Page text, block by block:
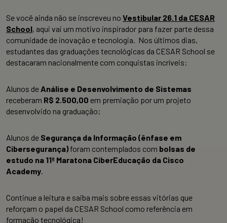
Se você ainda não se inscreveu no Vestibular 26.1 da CESAR
School, aqui vai um motivo inspirador para fazer parte dessa
comunidade de inovação e tecnologia. Nos últimos dias,
estudantes das graduações tecnológicas da CESAR School se
destacaram nacionalmente com conquistas incríveis:
Alunos de Análise e Desenvolvimento de Sistemas
receberam R$ 2.500,00 em premiação por um projeto
desenvolvido na graduação;
Alunos de Segurança da Informação (ênfase em
Cibersegurança)foram contemplados com bolsas de
estudo na 11ª Maratona CiberEducação da Cisco
Academy.
Continue a leitura e saiba mais sobre essas vitórias que
reforçam o papel da CESAR School como referência em
formação tecnológica!